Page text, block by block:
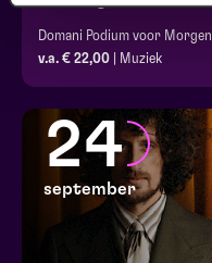
Domani Podium voor Morgen
v.a. € 22,00 | Muziek
24
september